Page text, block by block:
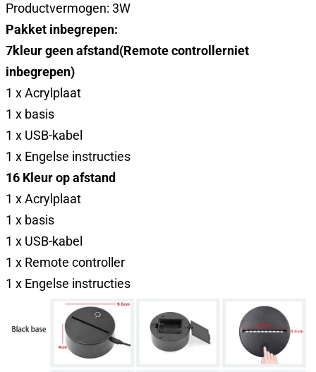
Productvermogen: 3W
Pakket inbegrepen:
7kleur geen afstand(Remote controllerniet
inbegrepen)
1 x Acrylplaat
1 x basis
1 x USB-kabel
1 x Engelse instructies
16 Kleur op afstand
1 x Acrylplaat
1 x basis
1 x USB-kabel
1 x Remote controller
1 x Engelse instructies